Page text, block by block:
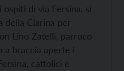
di via Fersina, si
della Clarina per
Lino Zatelli, parroco
a braccia aperte i
cattolici e